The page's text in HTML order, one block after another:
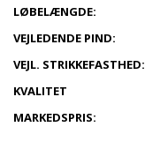
LØBELÆNGDE:
VEJLEDENDE PIND:
VEJL. STRIKKEFASTHED:
KVALITET
MARKEDSPRIS: